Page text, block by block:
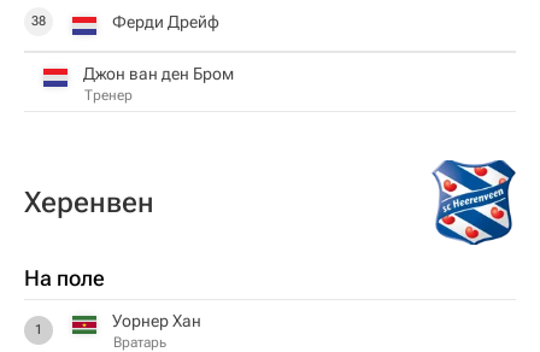
38 Ферди Дрейф
Джон ван ден Бром
Тренер
Херенвен
На поле
1 Уорнер Хан
Вратарь